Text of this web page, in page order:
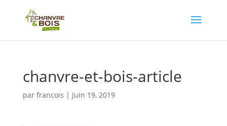
chanvre-et-bois-article
par francois | Juin 19, 2019